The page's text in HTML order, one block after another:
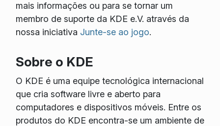
mais informações ou para se tornar um
membro de suporte da KDE e.V. através da
nossa iniciativa Junte-se ao jogo.
Sobre o KDE
O KDE é uma equipe tecnológica internacional
que cria software livre e aberto para
computadores e dispositivos móveis. Entre os
produtos do KDE encontra-se um ambiente de